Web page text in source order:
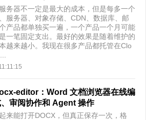
务器不一定是最大的成本，但是每多一个
服务器、对象存储、CDN、数据库、邮
产品都单独买一遍，一个产品一个月可能
一笔固定支出。最好的效果是随着维护的
越来越小。我现在很多产品都托管在Clo
editor：Word 文档浏览器在线编
审阅协作和 Agent 操作
来能打开DOCX，但真正保存一次，格